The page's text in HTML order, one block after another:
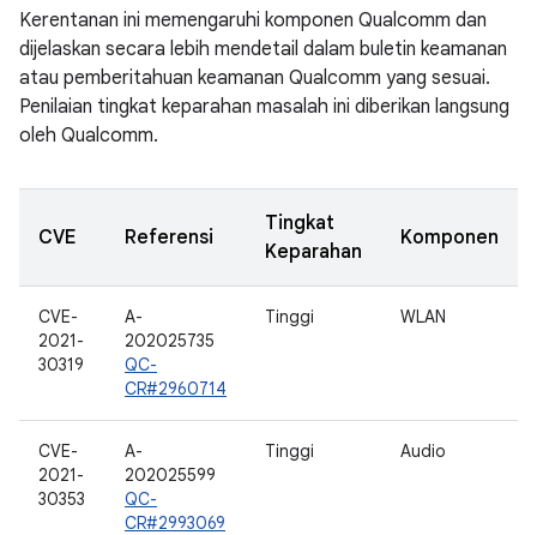
Kerentanan ini memengaruhi komponen Qualcomm dan
dijelaskan secara lebih mendetail dalam buletin keamanan
atau pemberitahuan keamanan Qualcomm yang sesuai.
Penilaian tingkat keparahan masalah ini diberikan langsung
oleh Qualcomm.
CVE Referensi
Tingkat
Keparahan
Komponen
CVE-
2021-
30319
A-
202025735
QC-
CR#2960714
Tinggi WLAN
CVE-
2021-
30353
A-
202025599
QC-
CR#2993069
Tinggi Audio